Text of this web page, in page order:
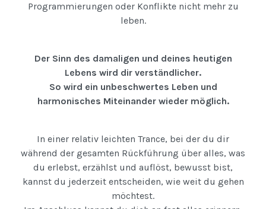
Programmierungen oder Konflikte nicht mehr zu
leben.
Der Sinn des damaligen und deines heutigen
Lebens wird dir verständlicher.
So wird ein unbeschwertes Leben und
harmonisches Miteinander wieder möglich.
In einer relativ leichten Trance, bei der du dir
während der gesamten Rückführung über alles, was
du erlebst, erzählst und auflöst, bewusst bist,
kannst du jederzeit entscheiden, wie weit du gehen
möchtest.